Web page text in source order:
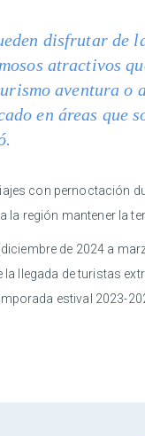
disfrutar de
atractivos
aventura
en áreas que
con pernoctación
la región mantener la
de 2024 a
la llegada de turistas
estival 2023-